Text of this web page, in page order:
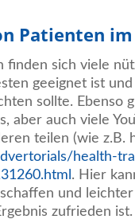
Patienten
sich viele
geeignet ist
sollte. Ebenso
aber auch viele
teilen (wie z.B.
health-
. Hier
und
zufrieden ist.